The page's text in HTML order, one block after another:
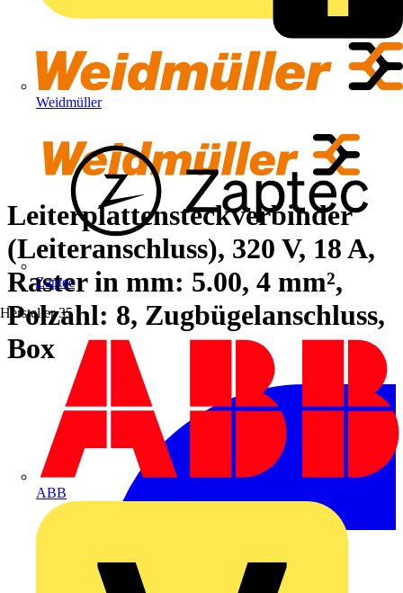
Weidmüller
Zaptec
Hersteller 35
ABB
Leiterplattensteckverbinder
(Leiteranschluss), 320 V, 18 A,
Raster in mm: 5.00, 4 mm²,
Polzahl: 8, Zugbügelanschluss,
Box